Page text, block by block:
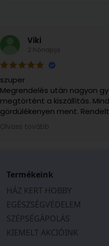
Viki
2 hónapja
szuper
Megrendelés után nagyon
megtörtént a kiszállítás.
gördülékenyen ment.
sérülésmentesen érkezett
ajánlani tudom.
Olvass tovább
Termékeink
HÁZ KERT HOBBY
EGÉSZSÉGVÉDELEM
SZÉPSÉGÁPOLÁS
KIEMELT AKCIÓINK